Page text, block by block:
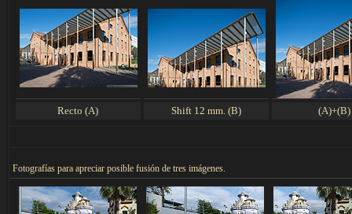
Recto (A) Shift 12 mm. (B) (A)+(B)
Fotografías para apreciar posible fusión de tres imágenes.